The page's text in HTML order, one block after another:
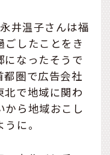
井温子さんは福
ごしたことをき
になったそうで
都圏で広告会社
北で地域に関わ
から地域おこし
に。